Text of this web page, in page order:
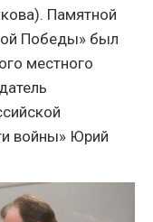
Памятной
Победы» был
местного
войны» Юрий